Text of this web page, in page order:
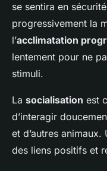
se sentira en
progressivement la
l’acclimatation
lentement pour ne
stimuli.
La socialisation est
d’interagir
et d’autres
des liens positifs et